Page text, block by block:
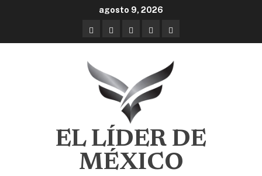
agosto 9, 2026
EL LÍDER DE
MÉXICO